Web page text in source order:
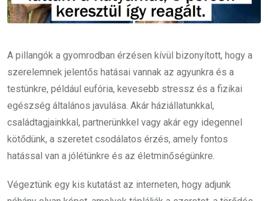
A pillangók a gyomrodban érzésen kívül bizonyított, hogy a
szerelemnek jelentős hatásai vannak az agyunkra és a
testünkre, például eufória, kevesebb stressz és a fizikai
egészség általános javulása. Akár háziállatunkkal,
családtagjainkkal, partnerünkkel vagy akár egy idegennel
kötődünk, a szeretet csodálatos érzés, amely fontos
hatással van a jólétünkre és az életminőségünkre.
Végeztünk egy kis kutatást az interneten, hogy adjunk